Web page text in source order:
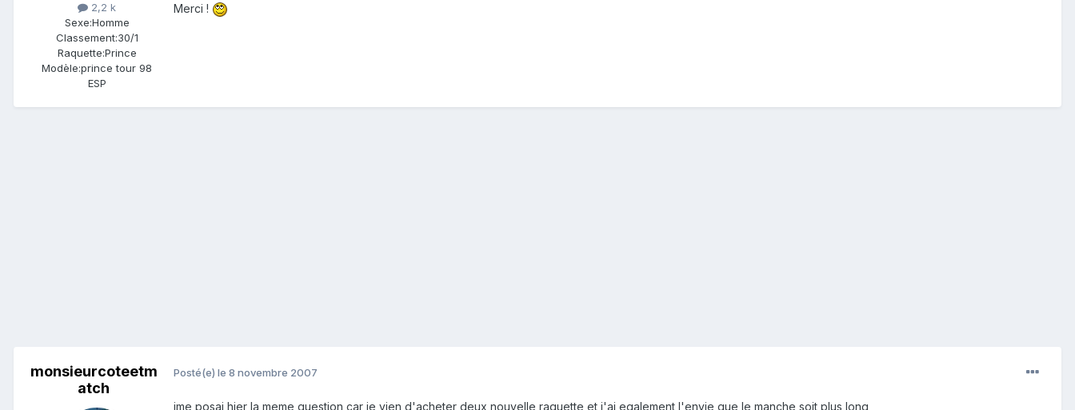
2,2 k
Sexe:Homme
Classement:30/1
Raquette:Prince
Modèle:prince tour 98
ESP
Merci !
monsieurcoteetm
atch
Posté(e) le 8 novembre 2007
jme posai hier la meme question car je vien d'acheter deux nouvelle raquette et j'ai egalement l'envie que le manche soit plus long